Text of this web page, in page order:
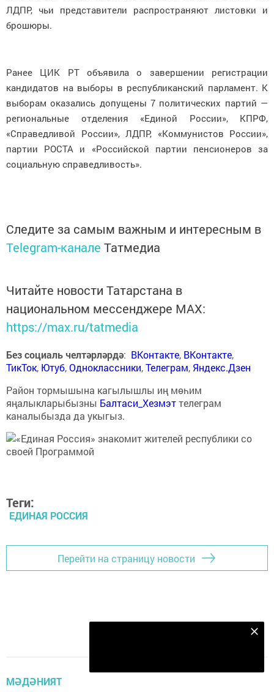
ЛДПР, чьи представители распространяют листовки и
брошюры.
Ранее ЦИК РТ объявила о завершении регистрации
кандидатов на выборы в республиканский парламент. К
выборам оказались допущены 7 политических партий —
региональные отделения «Единой России», КПРФ,
«Справедливой России», ЛДПР, «Коммунистов России»,
партии РОСТА и «Российской партии пенсионеров за
социальную справедливость».
Следите за самым важным и интересным в
Telegram-канале Татмедиа
Читайте новости Татарстана в
национальном мессенджере MАХ:
https://max.ru/tatmedia
Без социаль челтәрләрдә: ВКонтакте, ВКонтакте,
ТикТок, Ютуб,Одноклассники,Телеграм, Яндекс.Дзен
Район тормышына кагылышлы иң мөһим
яңалыкларыбызны Балтаси_Хезмэттелеграм
каналыбызда да укыгыз.
Теги:
ЕДИНАЯ РОССИЯ
Перейти на страницу новости
МӘДӘНИЯТ